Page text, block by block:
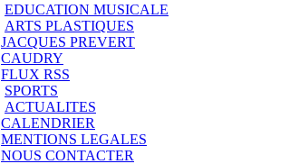
EDUCATION MUSICALE
ARTS PLASTIQUES
JACQUES PREVERT
CAUDRY
FLUX RSS
SPORTS
ACTUALITES
CALENDRIER
MENTIONS LEGALES
NOUS CONTACTER